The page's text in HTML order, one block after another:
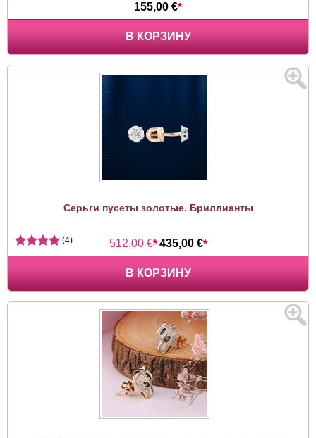
155,00 €*
В КОРЗИНУ
Серьги пусеты золотые. Бриллианты
512,00 €* 435,00 €*
(4)
В КОРЗИНУ